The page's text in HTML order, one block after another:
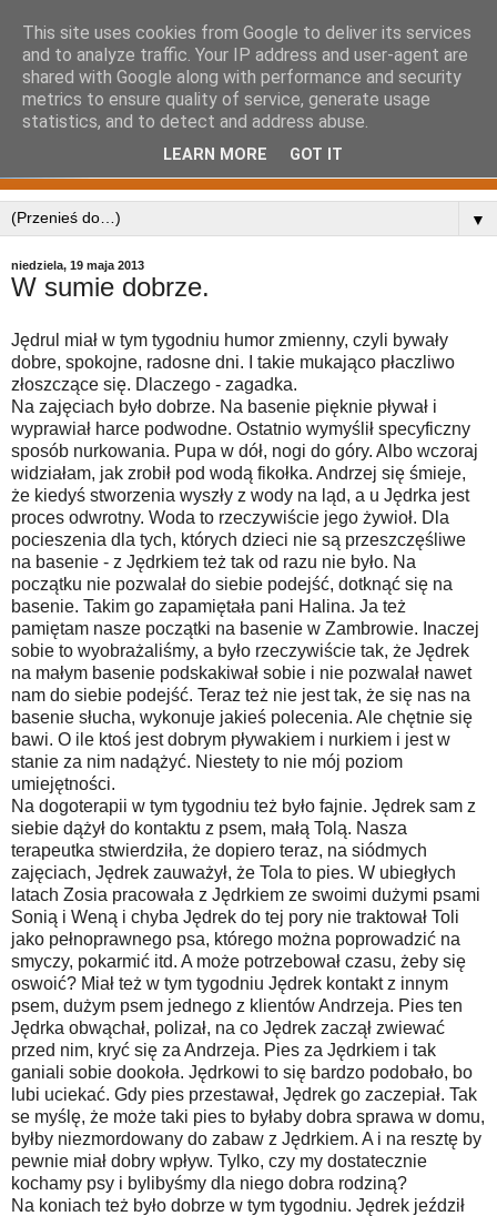
▼
niedziela, 19 maja 2013
W sumie dobrze.
Jędrul miał w tym tygodniu humor zmienny, czyli bywały
dobre, spokojne, radosne dni. I takie mukająco płaczliwo
złoszczące się. Dlaczego - zagadka.
Na zajęciach było dobrze. Na basenie pięknie pływał i
wyprawiał harce podwodne. Ostatnio wymyślił specyficzny
sposób nurkowania. Pupa w dół, nogi do góry. Albo wczoraj
widziałam, jak zrobił pod wodą fikołka. Andrzej się śmieje,
że kiedyś stworzenia wyszły z wody na ląd, a u Jędrka jest
proces odwrotny. Woda to rzeczywiście jego żywioł. Dla
pocieszenia dla tych, których dzieci nie są przeszczęśliwe
na basenie - z Jędrkiem też tak od razu nie było. Na
początku nie pozwalał do siebie podejść, dotknąć się na
basenie. Takim go zapamiętała pani Halina. Ja też
pamiętam nasze początki na basenie w Zambrowie. Inaczej
sobie to wyobrażaliśmy, a było rzeczywiście tak, że Jędrek
na małym basenie podskakiwał sobie i nie pozwalał nawet
nam do siebie podejść. Teraz też nie jest tak, że się nas na
basenie słucha, wykonuje jakieś polecenia. Ale chętnie się
bawi. O ile ktoś jest dobrym pływakiem i nurkiem i jest w
stanie za nim nadążyć. Niestety to nie mój poziom
umiejętności.
Na dogoterapii w tym tygodniu też było fajnie. Jędrek sam z
siebie dążył do kontaktu z psem, małą Tolą. Nasza
terapeutka stwierdziła, że dopiero teraz, na siódmych
zajęciach, Jędrek zauważył, że Tola to pies. W ubiegłych
latach Zosia pracowała z Jędrkiem ze swoimi dużymi psami
Sonią i Weną i chyba Jędrek do tej pory nie traktował Toli
jako pełnoprawnego psa, którego można poprowadzić na
smyczy, pokarmić itd. A może potrzebował czasu, żeby się
oswoić? Miał też w tym tygodniu Jędrek kontakt z innym
psem, dużym psem jednego z klientów Andrzeja. Pies ten
Jędrka obwąchał, polizał, na co Jędrek zaczął zwiewać
przed nim, kryć się za Andrzeja. Pies za Jędrkiem i tak
ganiali sobie dookoła. Jędrkowi to się bardzo podobało, bo
lubi uciekać. Gdy pies przestawał, Jędrek go zaczepiał. Tak
se myślę, że może taki pies to byłaby dobra sprawa w domu,
byłby niezmordowany do zabaw z Jędrkiem. A i na resztę by
pewnie miał dobry wpływ. Tylko, czy my dostatecznie
kochamy psy i bylibyśmy dla niego dobra rodziną?
Na koniach też było dobrze w tym tygodniu. Jędrek jeździł
This site uses cookies from Google to deliver its services
and to analyze traffic. Your IP address and user-agent are
shared with Google along with performance and security
metrics to ensure quality of service, generate usage
statistics, and to detect and address abuse.
LEARN MORE GOT IT